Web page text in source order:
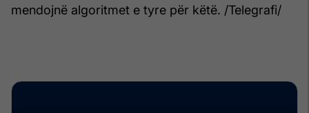
mendojnë algoritmet e tyre për këtë. /Telegrafi/